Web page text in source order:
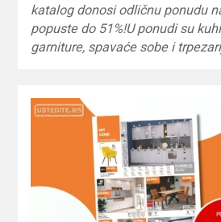
katalog donosi odličnu ponudu
popuste do 51%!U ponudi su
garniture, spavaće sobe i